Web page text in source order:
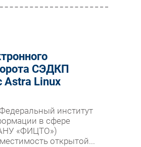
СЭДКП
Astra Linux
институт
в сфере
«ФИЦТО»)
открытой...